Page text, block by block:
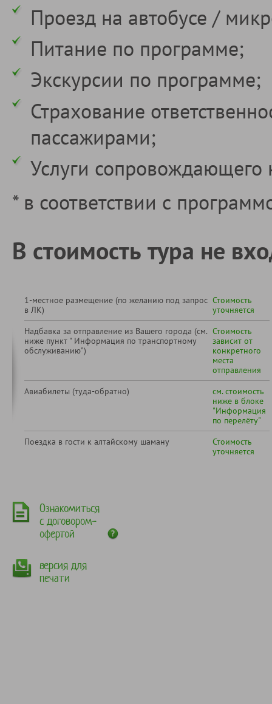
Проезд на автобусе /
Питание по программе;
Экскурсии по программе;
Страхование
пассажирами;
Услуги сопровождающего
* в соответствии с
В стоимость тура не
1-местное размещение (по желанию под запрос
в ЛК)
Стоимость
уточняется
Надбавка за отправление из Вашего города (см.
ниже пункт " Информация по транспортному
обслуживанию")
Стоимость
зависит от
конкретного
места
отправления
Авиабилеты (туда-обратно)
см. стоимость
ниже в блоке
"Информация
по перелёту"
Поездка в гости к алтайскому шаману
Стоимость
уточняется
Ознакомиться
с договором-
офертой
версия для
печати